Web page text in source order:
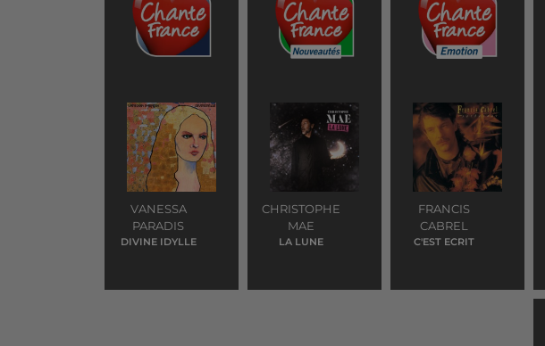
VANESSA
PARADIS
DIVINE IDYLLE
CHRISTOPHE
MAE
LA LUNE
FRANCIS
CABREL
C'EST ECRIT